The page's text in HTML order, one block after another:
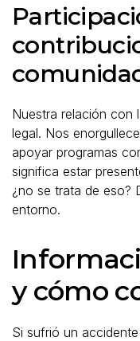
Nuestra relación con
legal. Nos
apoyar programas
significa estar
¿no se trata de eso?
entorno.
y cómo
Si sufrió un